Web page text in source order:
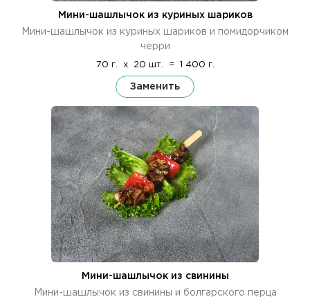
Мини-шашлычок из куриных шариков
Мини-шашлычок из куриных шариков и помидорчиком
черри
70 г. x 20 шт. = 1 400 г.
Заменить
Мини-шашлычок из свинины
Мини-шашлычок из свинины и болгарского перца